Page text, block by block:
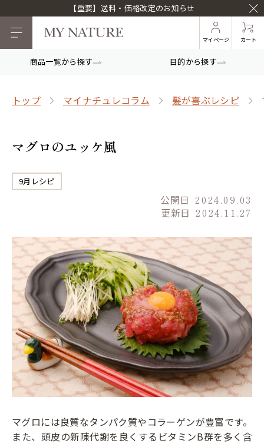
【重要】送料・価格改定のお知らせ
マイページ カート
商品一覧から探す 目的から探す
トップ マイナチュレコラム 髪が喜ぶレシピ
マグロのユッケ風
9月レシピ
公開日 2024.09.03
更新日 2024.11.27
マグロには良質なタンパク質やコラーゲンが豊富です。
また、頭皮の新陳代謝を良くするビタミンB群を多く含